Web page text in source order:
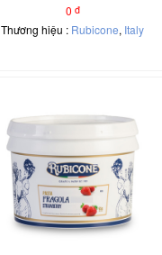
0 đ
Thương hiệu : Rubicone, Italy